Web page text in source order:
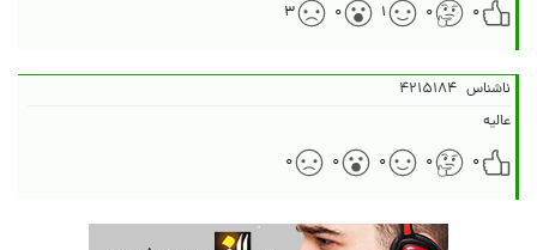
۰
۰ ۱ ۰ ۳
ناشناس ۴۲۱۵۱۸۴
عالیه
۰
۰ ۰ ۰ ۰